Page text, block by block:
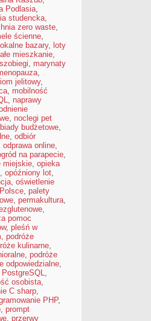
Podlasia,
studencka,
zero waste,
ścienne,
lokalne bazary, loty
mieszkanie,
, marynaty
,
jelitowy,
, mobilność
, naprawy
, noclegi pet
budżetowe,
, odbiór
odprawa online,
na parapecie,
miejskie, opieka
, opóźniony lot,
, oświetlenie
, palety
, permakultura,
,
pomoc
, pleśń w
, podróże
kulinarne,
, podróże
odpowiedzialne,
PostgreSQL,
osobista,
C sharp,
PHP,
, prompt
, przerwy